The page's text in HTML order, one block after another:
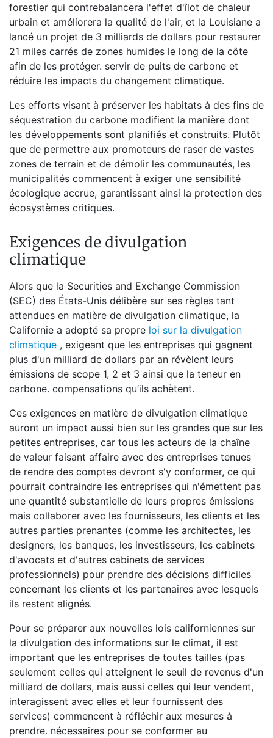
forestier qui contrebalancera l'effet d'îlot de chaleur
urbain et améliorera la qualité de l'air, et la Louisiane a
lancé un projet de 3 milliards de dollars pour restaurer
21 miles carrés de zones humides le long de la côte
afin de les protéger. servir de puits de carbone et
réduire les impacts du changement climatique.
Les efforts visant à préserver les habitats à des fins de
séquestration du carbone modifient la manière dont
les développements sont planifiés et construits. Plutôt
que de permettre aux promoteurs de raser de vastes
zones de terrain et de démolir les communautés, les
municipalités commencent à exiger une sensibilité
écologique accrue, garantissant ainsi la protection des
écosystèmes critiques.
Exigences de divulgation
climatique
Alors que la Securities and Exchange Commission
(SEC) des États-Unis délibère sur ses règles tant
attendues en matière de divulgation climatique, la
Californie a adopté sa propre loi sur la divulgation
climatique , exigeant que les entreprises qui gagnent
plus d'un milliard de dollars par an révèlent leurs
émissions de scope 1, 2 et 3 ainsi que la teneur en
carbone. compensations qu’ils achètent.
Ces exigences en matière de divulgation climatique
auront un impact aussi bien sur les grandes que sur les
petites entreprises, car tous les acteurs de la chaîne
de valeur faisant affaire avec des entreprises tenues
de rendre des comptes devront s'y conformer, ce qui
pourrait contraindre les entreprises qui n'émettent pas
une quantité substantielle de leurs propres émissions
mais collaborer avec les fournisseurs, les clients et les
autres parties prenantes (comme les architectes, les
designers, les banques, les investisseurs, les cabinets
d'avocats et d'autres cabinets de services
professionnels) pour prendre des décisions difficiles
concernant les clients et les partenaires avec lesquels
ils restent alignés.
Pour se préparer aux nouvelles lois californiennes sur
la divulgation des informations sur le climat, il est
important que les entreprises de toutes tailles (pas
seulement celles qui atteignent le seuil de revenus d'un
milliard de dollars, mais aussi celles qui leur vendent,
interagissent avec elles et leur fournissent des
services) commencent à réfléchir aux mesures à
prendre. nécessaires pour se conformer au